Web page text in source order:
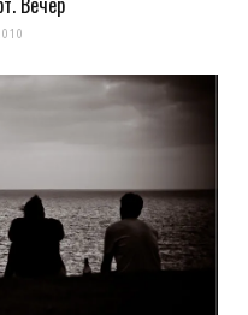
в этом браузере для
Оповещать о новых
на комментарии